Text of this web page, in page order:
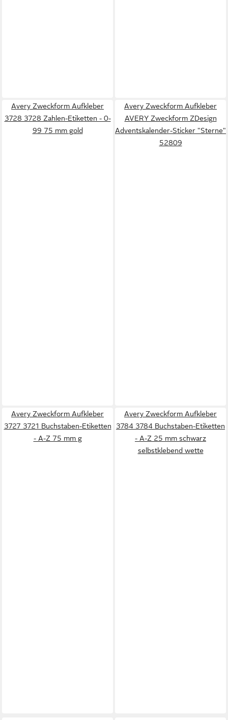
Avery Zweckform Aufkleber
3728 3728 Zahlen-Etiketten - 0-
99 75 mm gold
Avery Zweckform Aufkleber
AVERY Zweckform ZDesign
Adventskalender-Sticker "Sterne"
52809
Avery Zweckform Aufkleber
3727 3721 Buchstaben-Etiketten
- A-Z 75 mm g
Avery Zweckform Aufkleber
3784 3784 Buchstaben-Etiketten
- A-Z 25 mm schwarz
selbstklebend wette